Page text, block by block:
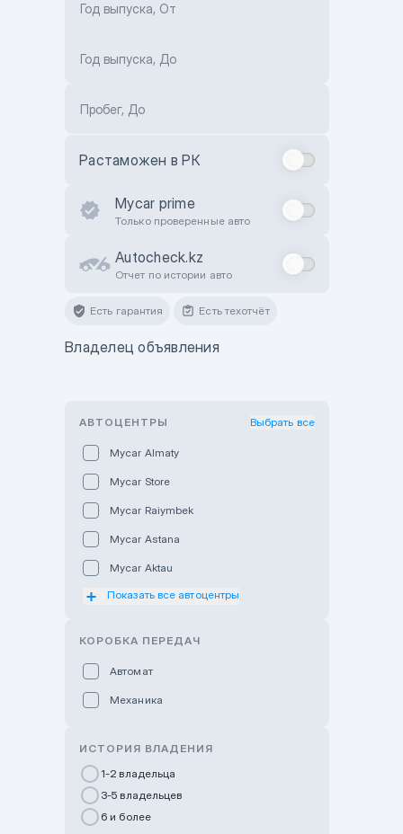
Год выпуска, От
Год выпуска, До
Пробег, До
Растаможен в РК
Mycar prime
Только проверенные авто
Autocheck.kz
Отчет по истории авто
Есть гарантия Есть техотчёт
Владелец объявления
АВТОЦЕНТРЫ Выбрать все
Mycar Almaty
Mycar Store
Mycar Raiymbek
Mycar Astana
Mycar Aktau
Mycar Uralsk
GWM Nurly Zhol
Chery Astana
Показать все автоцентры
КОРОБКА ПЕРЕДАЧ
Автомат
Механика
ИСТОРИЯ ВЛАДЕНИЯ
1-2 владельца
3-5 владельцев
6 и более